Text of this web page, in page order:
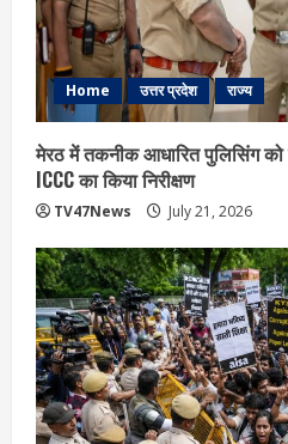
Home उत्तर प्रदेश राज्य
मेरठ में तकनीक आधारित पुलिसिंग को
ICCC का किया निरीक्षण
TV47News July 21, 2026